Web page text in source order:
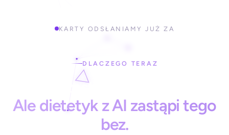
KARTY ODSŁANIAMY JUŻ ZA
DLACZEGO TERAZ
AI nie zastępuje dietetyka.
Ale dietetyk z AI zastąpi tego
bez.